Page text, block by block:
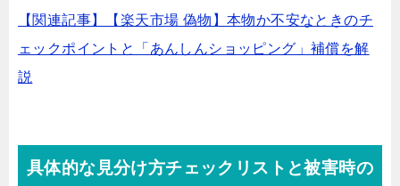
【関連記事】【楽天市場 偽物】本物か不安なときのチ
ェックポイントと「あんしんショッピング」補償を解
説
具体的な見分け方チェックリストと被害時の